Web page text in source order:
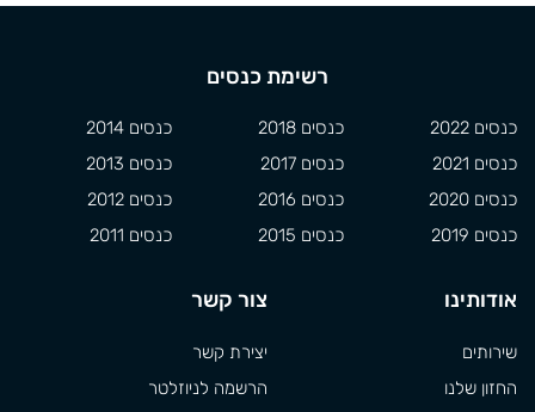
רשימת כנסים
כנסים 2022
כנסים 2021
כנסים 2020
כנסים 2019
כנסים 2018
כנסים 2017
כנסים 2016
כנסים 2015
כנסים 2014
כנסים 2013
כנסים 2012
כנסים 2011
אודותינו
שירותים
החזון שלנו
צור קשר
יצירת קשר
הרשמה לניוזלטר